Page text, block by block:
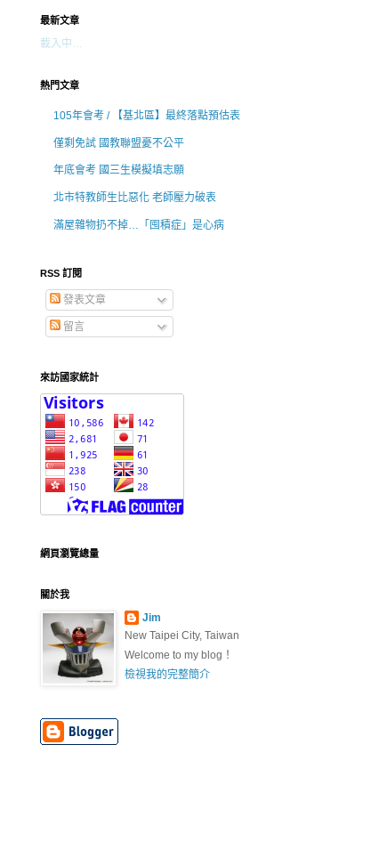
最新文章
載入中…
熱門文章
105年會考 / 【基北區】最終落點預估表
僅剩免試 國教聯盟憂不公平
年底會考 國三生模擬填志願
北市特教師生比惡化 老師壓力破表
滿屋雜物扔不掉…「囤積症」是心病
RSS 訂閱
發表文章
留言
來訪國家統計
網頁瀏覽總量
關於我
Jim
New Taipei City, Taiwan
Welcome to my blog！
檢視我的完整簡介